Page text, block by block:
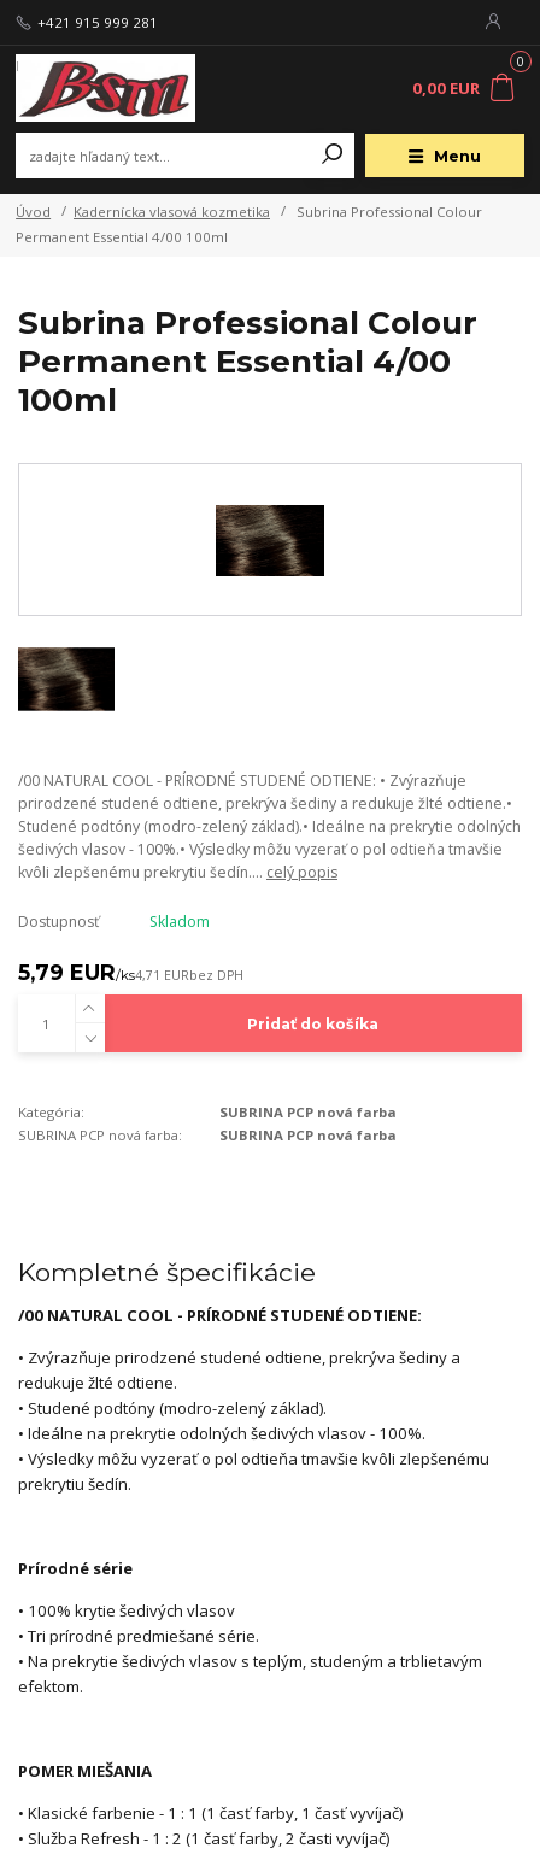
Menu
+421 915 999 281
0
0,00 EUR
Úvod Kadernícka vlasová kozmetika
Subrina Professional Colour
Permanent Essential 4/00 100ml
Subrina Professional Colour
Permanent Essential 4/00
100ml
/00 NATURAL COOL - PRÍRODNÉ STUDENÉ ODTIENE: • Zvýrazňuje
prirodzené studené odtiene, prekrýva šediny a redukuje žlté odtiene.•
Studené podtóny (modro-zelený základ).• Ideálne na prekrytie odolných
šedivých vlasov - 100%.• Výsledky môžu vyzerať o pol odtieňa tmavšie
kvôli zlepšenému prekrytiu šedín.... celý popis
Dostupnosť Skladom
5,79 EUR/ks4,71 EURbez DPH
Pridať do košíka
Kategória:
SUBRINA PCP nová farba
SUBRINA PCP nová farba:
SUBRINA PCP nová farba
Kompletné špecifikácie
/00 NATURAL COOL - PRÍRODNÉ STUDENÉ ODTIENE:
• Zvýrazňuje prirodzené studené odtiene, prekrýva šediny a
redukuje žlté odtiene.
• Studené podtóny (modro-zelený základ).
• Ideálne na prekrytie odolných šedivých vlasov - 100%.
• Výsledky môžu vyzerať o pol odtieňa tmavšie kvôli zlepšenému
prekrytiu šedín.
Prírodné série
• 100% krytie šedivých vlasov
• Tri prírodné predmiešané série.
• Na prekrytie šedivých vlasov s teplým, studeným a trblietavým
efektom.
POMER MIEŠANIA
• Klasické farbenie - 1 : 1 (1 časť farby, 1 časť vyvíjač)
• Služba Refresh - 1 : 2 (1 časť farby, 2 časti vyvíjač)